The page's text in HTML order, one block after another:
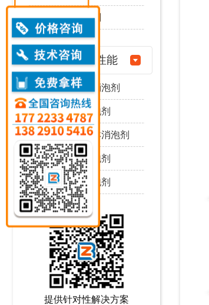
醇类消泡剂
消泡剂性能
耐强酸碱消泡剂
耐高温消泡剂
耐高压喷淋消泡剂
耐剪切消泡剂
耐严寒消泡剂
提供针对性解决方案